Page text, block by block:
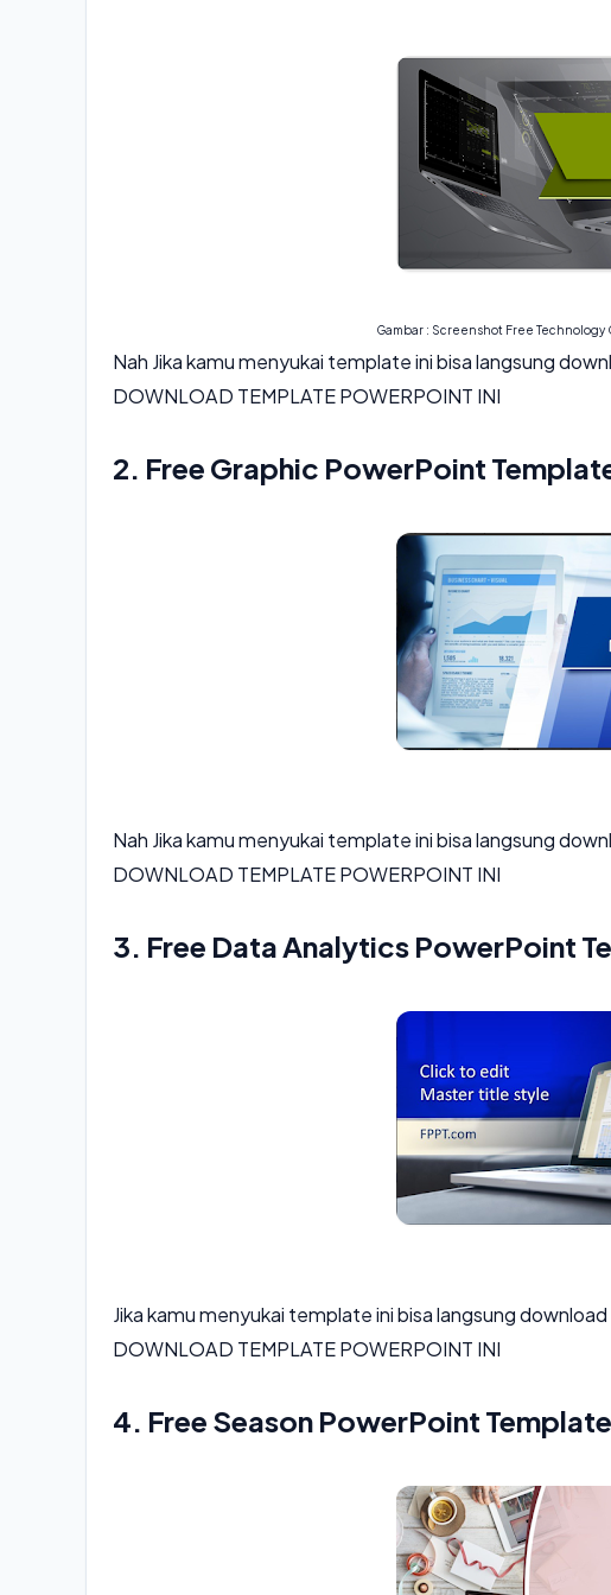
Gambar : Screenshot Free Technology
Nah Jika kamu menyukai template ini bisa langsung
DOWNLOAD TEMPLATE POWERPOINT INI
2. Free Graphic PowerPoint
Nah Jika kamu menyukai template ini bisa langsung
DOWNLOAD TEMPLATE POWERPOINT INI
3. Free Data Analytics PowerPoint
Jika kamu menyukai template ini bisa langsung download
DOWNLOAD TEMPLATE POWERPOINT INI
4. Free Season PowerPoint Template